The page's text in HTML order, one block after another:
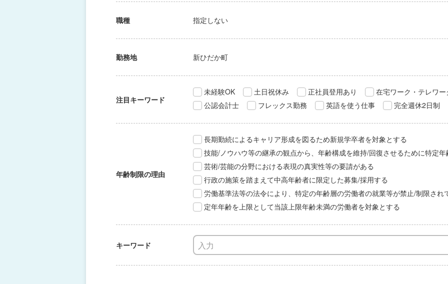
職種 指定しない
勤務地 新ひだか町
注目キーワード
未経験OK 土日祝休み 正社員登用あり
在宅ワーク・テレワー
公認会計士
フレックス勤務 英語を使う仕事 完全週休2日制
年齢制限の理由
長期勤続によるキャリア形成を図るため新規学卒者を対象とする
技能/ノウハウ等の継承の観点から、年齢構成を維持/回復させるために特定
芸術/芸能の分野における表現の真実性等の要請がある
行政の施策を踏まえて中高年齢者に限定した募集/採用する
労働基準法等の法令により、特定の年齢層の労働者の就業等が禁止/制限され
定年年齢を上限として当該上限年齢未満の労働者を対象とする
キーワード